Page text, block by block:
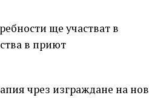
ще участват в
в приют
чрез изграждане на нов